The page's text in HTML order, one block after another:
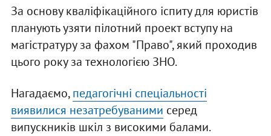
За основу кваліфікаційного іспиту для юристів
планують узяти пілотний проект вступу на
магістратуру за фахом "Право", який проходив
цього року за технологією ЗНО.
Нагадаємо,педагогічні спеціальності
виявилися незатребуваними серед
випускників шкіл з високими балами.